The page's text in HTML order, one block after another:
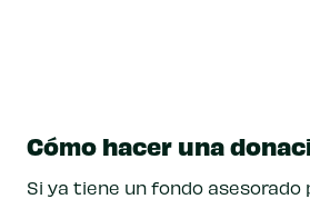
Cómo hacer una
Si ya tiene un fondo asesorado